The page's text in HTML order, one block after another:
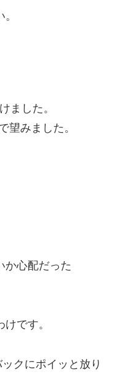
ました。
望みました。
か心配だった
です。
クにポイッと放り